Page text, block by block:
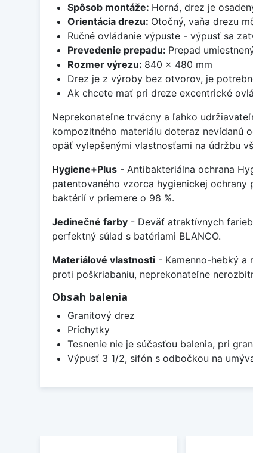
Spôsob montáže: Horná, drez je
Orientácia drezu: Otočný, vaňa drezu
Ručné ovládanie výpuste - výpusť sa
Prevedenie prepadu: Prepad
Rozmer výrezu: 840 x 480 mm
Drez je z výroby bez otvorov, je
Ak chcete mať pri dreze excentrické
Neprekonateľne trvácny a ľahko
kompozitného materiálu doteraz nevídanú
opäť vylepšenými vlastnosťami na údržbu
Hygiene+Plus - Antibakteriálna ochrana
patentovaného vzorca hygienickej ochrany
baktérií v priemere o 98 %.
Jedinečné farby - Deväť atraktívnych
perfektný súlad s batériami BLANCO.
Materiálové vlastnosti - Kamenno-hebký a
proti poškriabaniu, neprekonateľne
Obsah balenia
Granitový drez
Príchytky
Tesnenie nie je súčasťou balenia, pri
Výpusť 3 1/2, sifón s odbočkou na